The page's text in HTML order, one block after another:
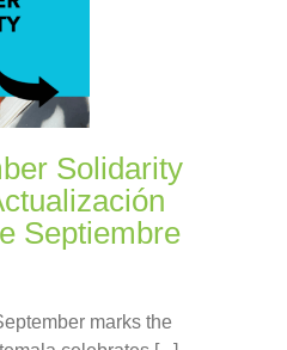
Solidarity
Septiembre
marks the